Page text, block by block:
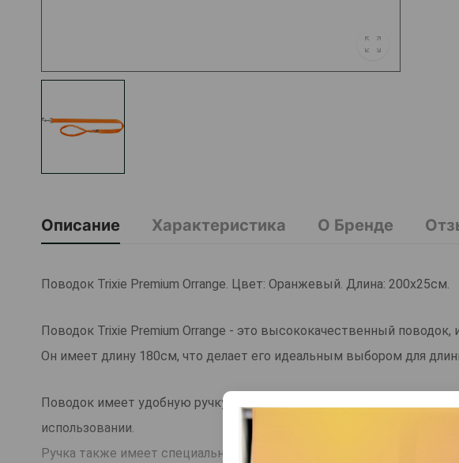
Описание Характеристика О Бренде
Поводок Trixie Premium Orrange. Цвет: Оранжевый. Длина: 200x25см.
Поводок Trixie Premium Orrange - это высококачественный поводок,
Он имеет длину 180см, что делает его идеальным выбором для
Поводок имеет удобную ручку, выполненную из мягкого материала,
использовании.
Ручка также имеет специальную застежку для крепления на поясе